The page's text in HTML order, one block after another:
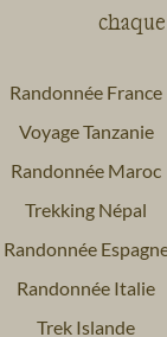
Randonnée France
Voyage Tanzanie
Randonnée Maroc
Trekking Népal
Randonnée
Randonnée Italie
Trek Islande